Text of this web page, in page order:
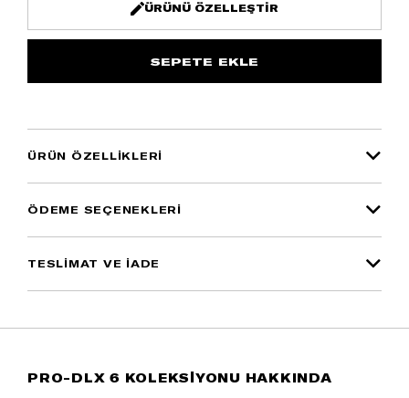
ÜRÜNÜ ÖZELLEŞTIR
ÜRÜN ÖZELLIKLERI
ÖDEME SEÇENEKLERI
TESLİMAT VE İADE
PRO-DLX 6 KOLEKSİYONU HAKKINDA